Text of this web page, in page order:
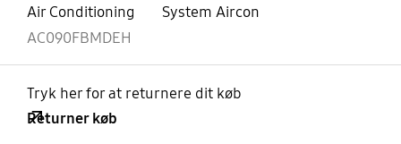
Air Conditioning
System Aircon
AC090FBMDEH
Tryk her for at returnere dit køb
Returner køb